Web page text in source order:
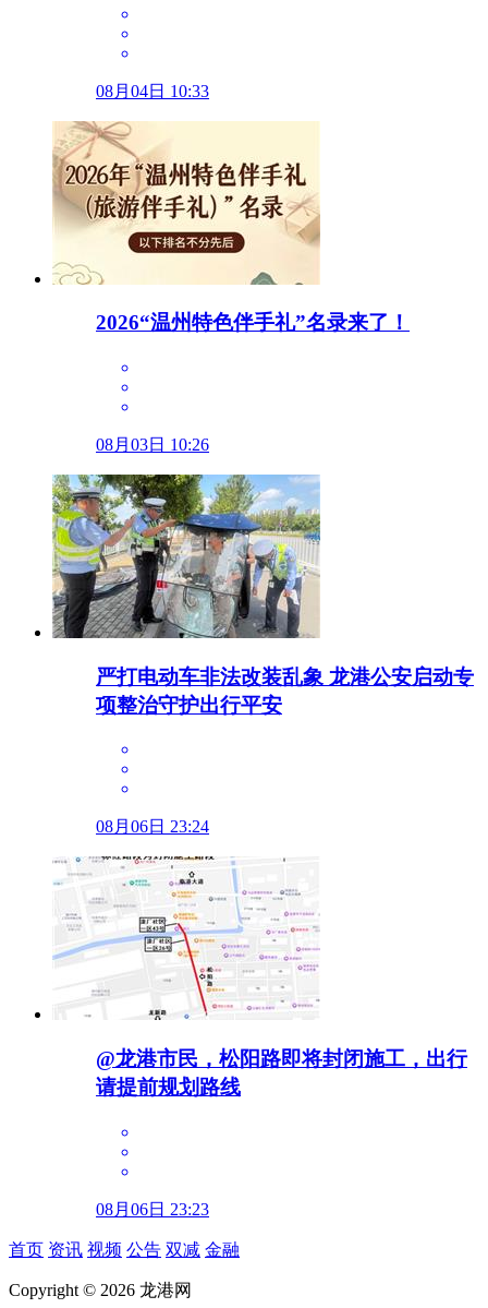
08月04日 10:33
2026“温州特色伴手礼”名录来了！
08月03日 10:26
严打电动车非法改装乱象 龙港公安启动专
项整治守护出行平安
08月06日 23:24
@龙港市民，松阳路即将封闭施工，出行
请提前规划路线
08月06日 23:23
首页 资讯 视频 公告 双减 金融
Copyright © 2026 龙港网